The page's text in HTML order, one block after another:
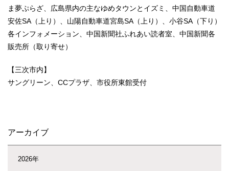
ま夢ぷらざ、広島県内の主なゆめタウンとイズミ、中国自動車道
安佐SA（上り）、山陽自動車道宮島SA（上り）、小谷SA（下り）
各インフォメーション、中国新聞社ふれあい読者室、中国新聞各
販売所（取り寄せ）
【三次市内】
サングリーン、CCプラザ、市役所東館受付
アーカイブ
2026年